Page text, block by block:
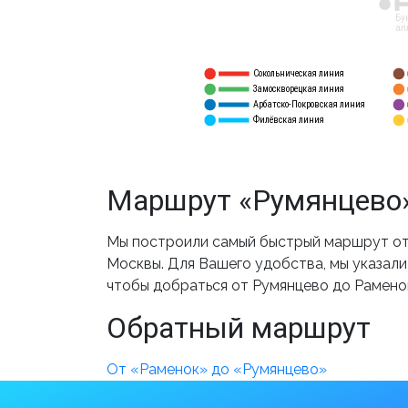
Сокольническая линия
Замоскворецкая линия
Арбатско-Покровская линия
Филёвская линия
Маршрут
Мы построили самый быстрый маршрут
Москвы. Для Вашего удобства, мы
чтобы добраться от Румянцево до
Обратный маршрут
От «Раменок» до «Румянцево»